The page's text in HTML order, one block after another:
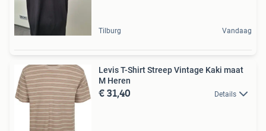
Tilburg Vandaag
Levis T-Shirt Streep Vintage Kaki maat
M Heren
€ 31,40 Details